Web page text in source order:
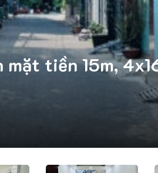
mặt tiền 15m,